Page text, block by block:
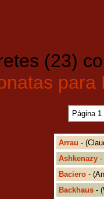
(23)
para
Página 1
Arrau -
Ashkenazy-
Baciero-
Backhaus-